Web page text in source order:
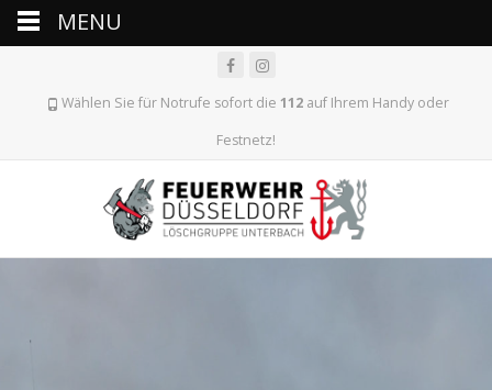
Wählen Sie für Notrufe sofort die 112auf Ihrem Handy oder
Festnetz!
MENU